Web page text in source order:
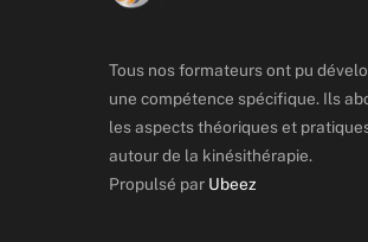
Tous nos formateurs ont pu
une compétence spécifique. Ils
les aspects théoriques et
autour de la kinésithérapie.
Propulsé par Ubeez